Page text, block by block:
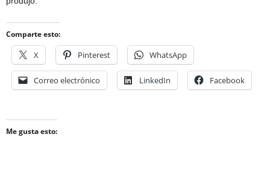
Comparte esto:
X Pinterest WhatsApp
Correo electrónico LinkedIn Facebook
Me gusta esto: